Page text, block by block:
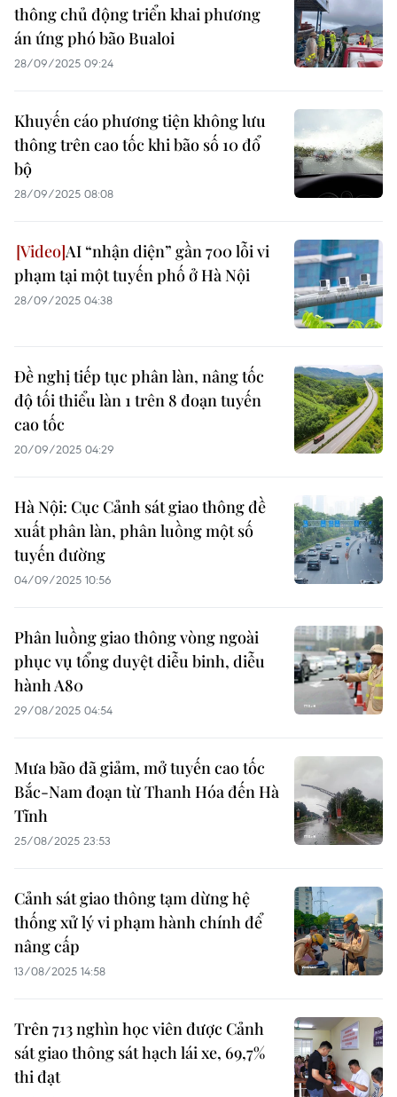
thông chủ động triển khai phương
án ứng phó bão Bualoi
28/09/2025 09:24
Khuyến cáo phương tiện không lưu
thông trên cao tốc khi bão số 10 đổ
bộ
28/09/2025 08:08
AI “nhận diện” gần 700 lỗi vi
phạm tại một tuyến phố ở Hà Nội
28/09/2025 04:38
Đề nghị tiếp tục phân làn, nâng tốc
độ tối thiểu làn 1 trên 8 đoạn tuyến
cao tốc
20/09/2025 04:29
Hà Nội: Cục Cảnh sát giao thông đề
xuất phân làn, phân luồng một số
tuyến đường
04/09/2025 10:56
Phân luồng giao thông vòng ngoài
phục vụ tổng duyệt diễu binh, diễu
hành A80
29/08/2025 04:54
Mưa bão đã giảm, mở tuyến cao tốc
Bắc-Nam đoạn từ Thanh Hóa đến Hà
Tĩnh
25/08/2025 23:53
Cảnh sát giao thông tạm dừng hệ
thống xử lý vi phạm hành chính để
nâng cấp
13/08/2025 14:58
Trên 713 nghìn học viên được Cảnh
sát giao thông sát hạch lái xe, 69,7%
thi đạt